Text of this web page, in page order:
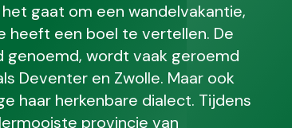
gaat om een wandelvakantie,
heeft een boel te vertellen. De
genoemd, wordt vaak geroemd
Deventer en Zwolle. Maar ook
haar herkenbare dialect. Tijdens
provincie van